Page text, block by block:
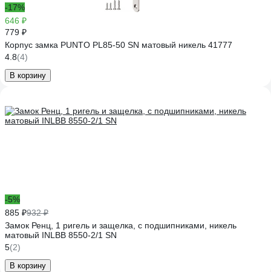
-17%
646 ₽
779 ₽
Корпус замка PUNTO PL85-50 SN матовый никель 41777
4.8(4)
В корзину
-5%
885 ₽932 ₽
Замок Ренц, 1 ригель и защелка, с подшипниками, никель
матовый INLBB 8550-2/1 SN
5(2)
В корзину